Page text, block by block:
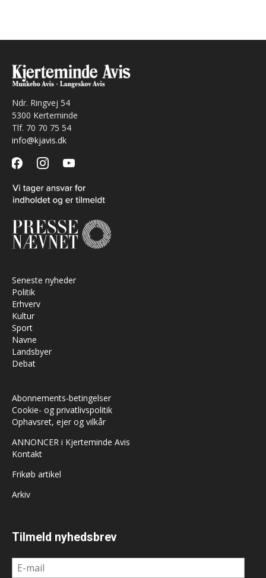
Ndr. Ringvej 54
5300 Kerteminde
Tlf. 70 70 75 54
info@kjavis.dk
facebookinstagramyoutube
Seneste nyheder
Politik
Erhverv
Kultur
Sport
Navne
Landsbyer
Debat
Abonnements-betingelser
Cookie- og privatlivspolitik
Ophavsret, ejer og vilkår
ANNONCER i Kjerteminde Avis
Kontakt
Frikøb artikel
Arkiv
Tilmeld nyhedsbrev